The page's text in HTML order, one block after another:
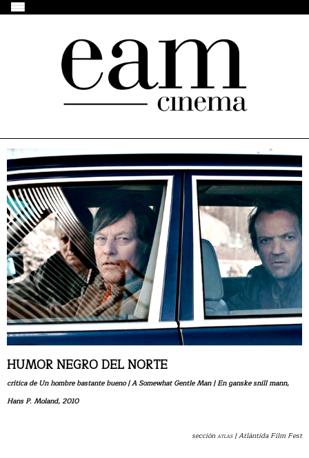
HUMOR NEGRO DEL NORTE
crítica de Un hombre bastante bueno |A Somewhat Gentle Man | En ganske snill mann,
Hans P. Moland, 2010
secciónatlas| Atlántida Film Fest